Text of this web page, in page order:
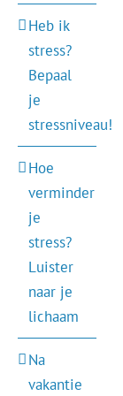
Heb ik
stress?
Bepaal
je
stressniveau!
Hoe
verminder
je
stress?
Luister
naar je
lichaam
Na
vakantie